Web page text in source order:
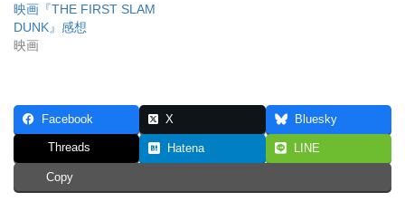
映画『THE FIRST SLAM
DUNK』感想
映画
Facebook X Bluesky
Threads Hatena LINE
Copy